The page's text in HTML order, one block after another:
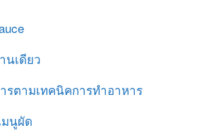
นเดียว
รตามเทคนิคการทำอาหาร
มนูผัด